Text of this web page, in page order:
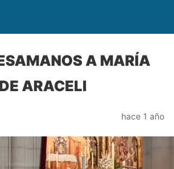
A MARÍA
ARACELI
hace 1 año